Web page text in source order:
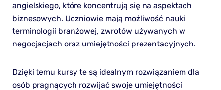
angielskiego, które koncentrują się na aspektach
biznesowych. Uczniowie mają możliwość nauki
terminologii branżowej, zwrotów używanych w
negocjacjach oraz umiejętności prezentacyjnych.
Dzięki temu kursy te są idealnym rozwiązaniem dla
osób pragnących rozwijać swoje umiejętności